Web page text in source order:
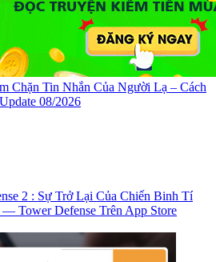
Chặn Tin Nhắn Của Người Lạ – Cách
08/2026
2 : Sự Trở Lại Của Chiến Binh Tí
Tower Defense Trên App Store